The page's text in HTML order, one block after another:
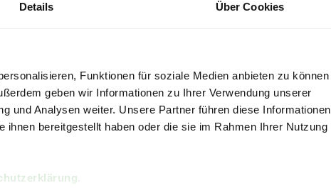
Details Über Cookies
Funktionen für soziale Medien anbieten zu können
geben wir Informationen zu Ihrer Verwendung unserer
und Analysen weiter. Unsere Partner führen diese Informationen
bereitgestellt haben oder die sie im Rahmen Ihrer Nutzung
Energie GmbH & Co. KG
Pellets-Qualität